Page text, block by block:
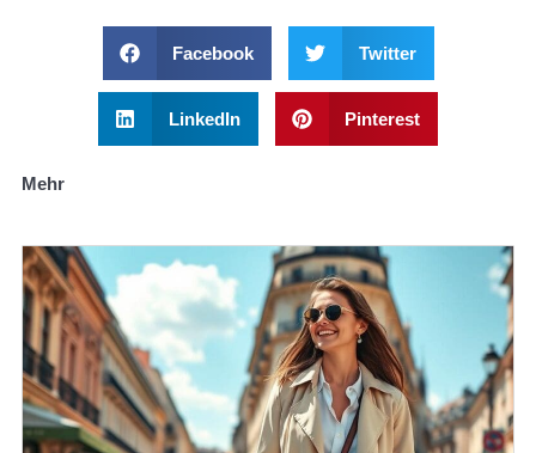
Facebook Twitter
LinkedIn Pinterest
Mehr